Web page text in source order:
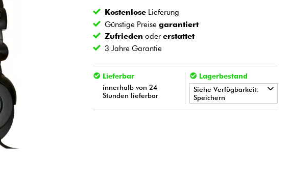
Kabel & Zubehöre
Kostenlose Lieferung
Günstige Preisegarantiert
Zufrieden odererstattet
3 Jahre Garantie
Lieferbar
innerhalb von 24
Stunden lieferbar
Lagerbestand
Siehe Verfügbarkeit.
Speichern